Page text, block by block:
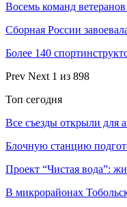
Восемь команд
Сборная России
Более 140
Prev Next 1 из 898
Топ сегодня
Все съезды открыли для
Блочную станцию
Проект “Чистая вода”:
В микрорайонах